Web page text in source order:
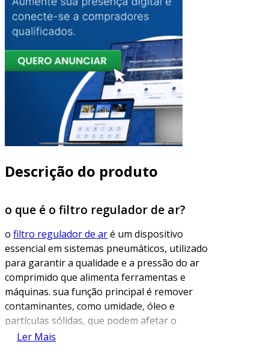
Descrição do produto
o que é o filtro regulador de ar?
o filtro regulador de aré um dispositivo
essencial em sistemas pneumáticos, utilizado
para garantir a qualidade e a pressão do ar
comprimido que alimenta ferramentas e
máquinas. sua função principal é remover
contaminantes, como umidade, óleo e
partículas sólidas, que podem afetar o
desempenho dos equipamentos e causar danos
Ler Mais